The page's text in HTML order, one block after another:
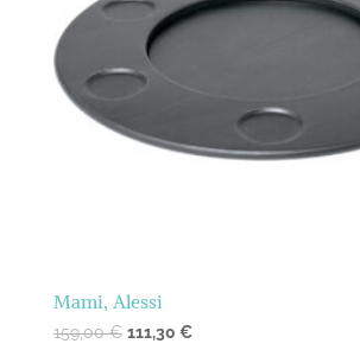
Mami, Alessi
159,00€ 111,30 €